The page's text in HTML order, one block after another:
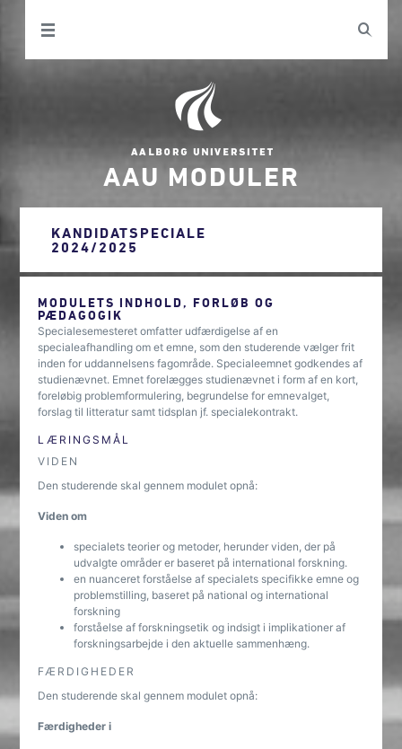
AAU MODULER
KANDIDATSPECIALE
2024/2025
MODULETS INDHOLD, FORLØB OG
PÆDAGOGIK
Specialesemesteret omfatter udfærdigelse af en
specialeafhandling om et emne, som den studerende vælger frit
inden for uddannelsens fagområde. Specialeemnet godkendes af
studienævnet. Emnet forelægges studienævnet i form af en kort,
foreløbig problemformulering, begrundelse for emnevalget,
forslag til litteratur samt tidsplan jf. specialekontrakt.
LÆRINGSMÅL
VIDEN
Den studerende skal gennem modulet opnå:
Viden om
specialets teorier og metoder, herunder viden, der på
udvalgte områder er baseret på international forskning.
en nuanceret forståelse af specialets specifikke emne og
problemstilling, baseret på national og international
forskning
forståelse af forskningsetik og indsigt i implikationer af
forskningsarbejde i den aktuelle sammenhæng.
FÆRDIGHEDER
Den studerende skal gennem modulet opnå:
Færdigheder i